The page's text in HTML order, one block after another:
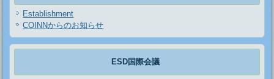
Establishment
COINNからのお知らせ
ESD国際会議